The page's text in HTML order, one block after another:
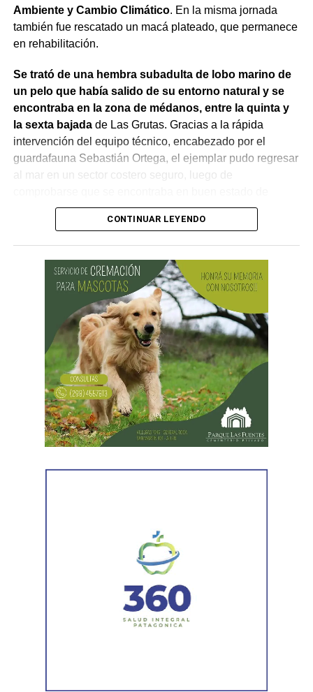
El gobernador está acompañado por el ministro de
Desarrollo Económico y Productivo, Carlos Banacloy; el
ministro de Salud, Demetrio Thalasselis; el ministro de
Unidad Provincial de Coordinación y Ejecución del
Financiamiento Externo (UPCEFE), Martín Camiña.
Como parte de la agenda oficial, la comitiva provincial
mantiene reuniones con organismos internacionales y
agencias de Estados Unidos para fortalecer vínculos que
permitan impulsar inversiones y acceder a nuevas
herramientas de financiamiento para el crecimiento de
Río Negro.
La agenda de trabajo comenzó con un encuentro en la
Embajada Argentina en Estados Unidos, donde la
comitiva se reunió con el equipo de consejeros que
Ambiente y Cambio Climático. En la misma jornada
también fue rescatado un macá plateado, que permanece
en rehabilitación.
Se trató de una hembra subadulta de lobo marino de
un pelo que había salido de su entorno natural y se
encontraba en la zona de médanos, entre la quinta y
la sexta bajadade Las Grutas. Gracias a la rápida
intervención del equipo técnico, encabezado por el
guardafauna Sebastián Ortega, el ejemplar pudo regresar
mascotas que circulaban por el lugar. Tras una
evaluación clínica, el animal fue trasladado mediante
protocolos de manejo seguro y liberado en un ambiente
adecuado para su descanso.
En la misma jornada, el equipo también rescató un
ejemplar de macá plateado, una especie característica de
la Patagonia. El ave fue trasladada para su evaluación y
permanece en rehabilitación, donde recibe los cuidados
CONTINUAR LEYENDO